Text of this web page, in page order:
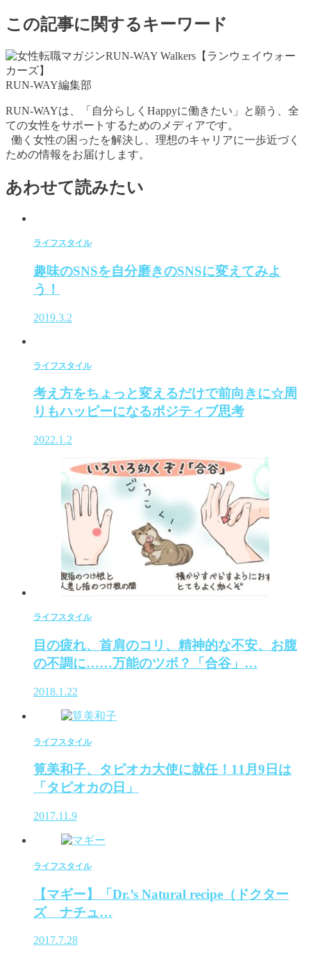
この記事に関するキーワード
RUN-WAY編集部
RUN-WAYは、「自分らしくHappyに働きたい」と願う、全
ての女性をサポートするためのメディアです。
働く女性の困ったを解決し、理想のキャリアに一歩近づく
ための情報をお届けします。
あわせて読みたい
ライフスタイル
趣味のSNSを自分磨きのSNSに変えてみよ
う！
2019.3.2
ライフスタイル
考え方をちょっと変えるだけで前向きに☆周
りもハッピーになるポジティブ思考
2022.1.2
ライフスタイル
目の疲れ、首肩のコリ、精神的な不安、お腹
の不調に……万能のツボ？「合谷」…
2018.1.22
ライフスタイル
筧美和子、タピオカ大使に就任！11月9日は
「タピオカの日」
2017.11.9
ライフスタイル
【マギー】「Dr.’s Natural recipe（ドクター
ズ ナチュ…
2017.7.28